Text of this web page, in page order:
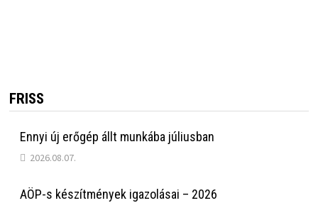
FRISS
Ennyi új erőgép állt munkába júliusban
2026.08.07.
AÖP-s készítmények igazolásai – 2026